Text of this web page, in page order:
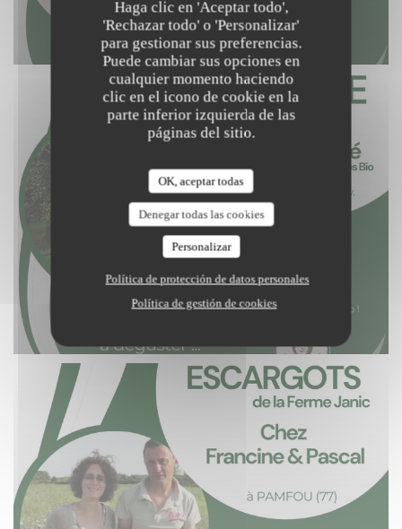
Haga clic en 'Aceptar todo',
'Rechazar todo' o 'Personalizar'
para gestionar sus preferencias.
Puede cambiar sus opciones en
cualquier momento haciendo
clic en el icono de cookie en la
parte inferior izquierda de las
páginas del sitio.
OK, aceptar todas
Denegar todas las cookies
Personalizar
Política de protección de datos personales
Política de gestión de cookies